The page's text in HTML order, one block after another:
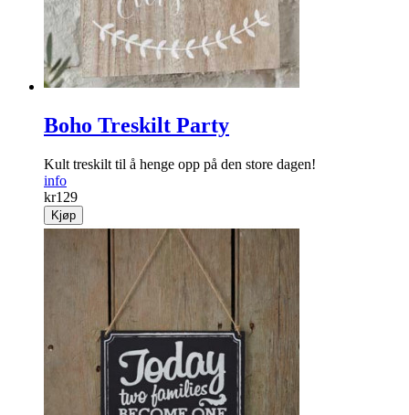
Boho Treskilt Party
Kult treskilt til å henge opp på den store dagen!
info
kr129
Kjøp